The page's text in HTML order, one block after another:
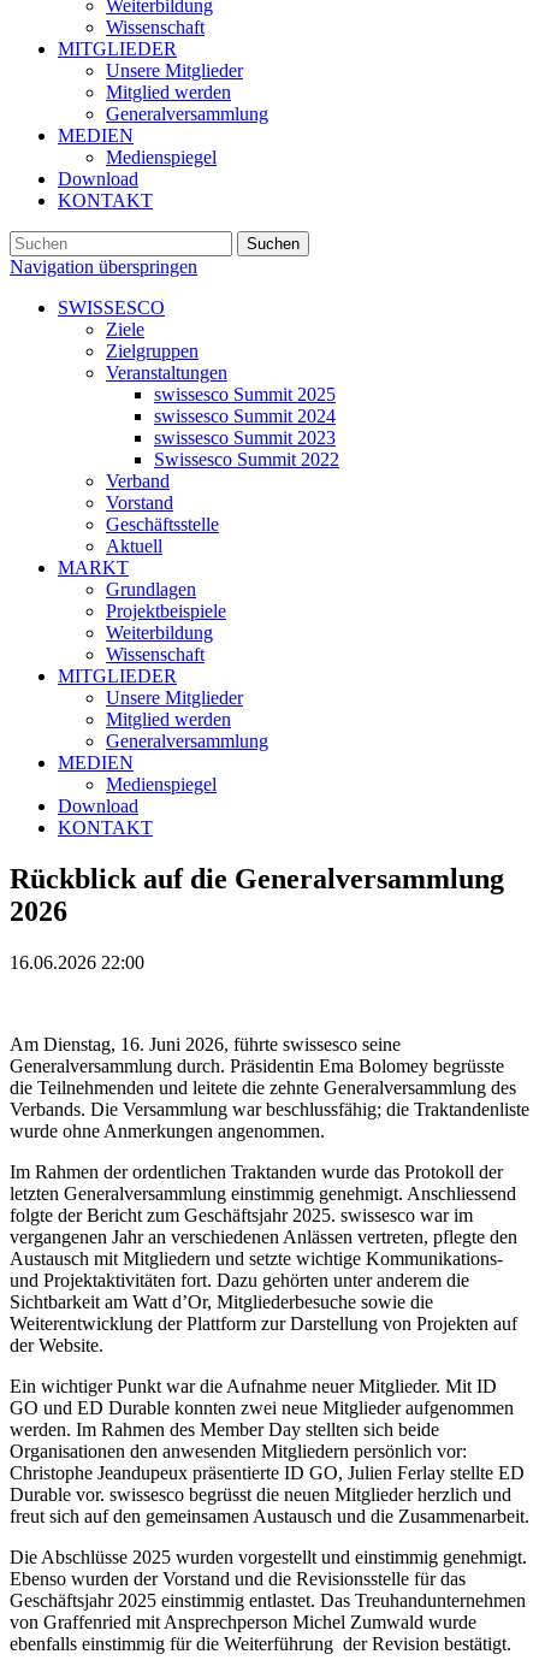
Weiterbildung
Wissenschaft
MITGLIEDER
Unsere Mitglieder
Mitglied werden
Generalversammlung
MEDIEN
Medienspiegel
Download
KONTAKT
Suchen
Navigation überspringen
SWISSESCO
Ziele
Zielgruppen
Veranstaltungen
swissesco Summit 2025
swissesco Summit 2024
swissesco Summit 2023
Swissesco Summit 2022
Verband
Vorstand
Geschäftsstelle
Aktuell
MARKT
Grundlagen
Projektbeispiele
Weiterbildung
Wissenschaft
MITGLIEDER
Unsere Mitglieder
Mitglied werden
Generalversammlung
MEDIEN
Medienspiegel
Download
KONTAKT
Rückblick auf die Generalversammlung
2026
16.06.2026 22:00
Am Dienstag, 16. Juni 2026, führte swissesco seine
Generalversammlung durch. Präsidentin Ema Bolomey begrüsste
die Teilnehmenden und leitete die zehnte Generalversammlung des
Verbands. Die Versammlung war beschlussfähig; die Traktandenliste
wurde ohne Anmerkungen angenommen.
Im Rahmen der ordentlichen Traktanden wurde das Protokoll der
letzten Generalversammlung einstimmig genehmigt. Anschliessend
folgte der Bericht zum Geschäftsjahr 2025. swissesco war im
vergangenen Jahr an verschiedenen Anlässen vertreten, pflegte den
Austausch mit Mitgliedern und setzte wichtige Kommunikations-
und Projektaktivitäten fort. Dazu gehörten unter anderem die
Sichtbarkeit am Watt d’Or, Mitgliederbesuche sowie die
Weiterentwicklung der Plattform zur Darstellung von Projekten auf
der Website.
Ein wichtiger Punkt war die Aufnahme neuer Mitglieder. Mit ID
GO und ED Durable konnten zwei neue Mitglieder aufgenommen
werden. Im Rahmen des Member Day stellten sich beide
Organisationen den anwesenden Mitgliedern persönlich vor:
Christophe Jeandupeux präsentierte ID GO, Julien Ferlay stellte ED
Durable vor. swissesco begrüsst die neuen Mitglieder herzlich und
freut sich auf den gemeinsamen Austausch und die Zusammenarbeit.
Die Abschlüsse 2025 wurden vorgestellt und einstimmig genehmigt.
Ebenso wurden der Vorstand und die Revisionsstelle für das
Geschäftsjahr 2025 einstimmig entlastet. Das Treuhandunternehmen
von Graffenried mit Ansprechperson Michel Zumwald wurde
ebenfalls einstimmig für die Weiterführung der Revision bestätigt.